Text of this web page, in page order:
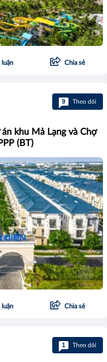
luận Chia sẻ
9 Theo dõi
khu Mả Lạng và Chợ
(BT)
luận Chia sẻ
1 Theo dõi